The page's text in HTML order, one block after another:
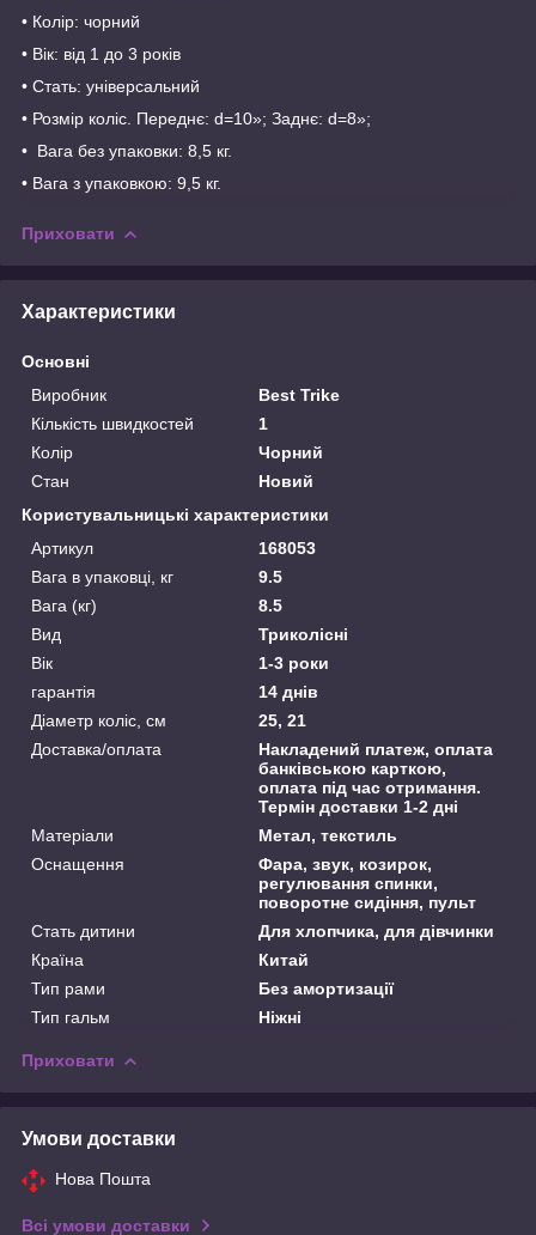
• Колір: чорний
• Вік: від 1 до 3 років
• Стать: універсальний
• Розмір коліс. Переднє: d=10»; Заднє: d=8»;
• Вага без упаковки: 8,5 кг.
• Вага з упаковкою: 9,5 кг.
Приховати
Характеристики
Основні
Виробник
Best Trike
Кількість швидкостей
1
Колір
Чорний
Стан
Новий
Користувальницькі характеристики
Артикул
168053
Вага в упаковці, кг
9.5
Вага (кг)
8.5
Вид
Триколісні
Вік
1-3 роки
гарантія
14 днів
Діаметр коліс, см
25, 21
Доставка/оплата
Накладений платеж, оплата
банківською карткою,
оплата під час отримання.
Термін доставки 1-2 дні
Матеріали
Метал, текстиль
Оснащення
Фара, звук, козирок,
регулювання спинки,
поворотне сидіння, пульт
Стать дитини
Для хлопчика, для дівчинки
Країна
Китай
Тип рами
Без амортизації
Тип гальм
Ніжні
Приховати
Умови доставки
Нова Пошта
Всі умови доставки